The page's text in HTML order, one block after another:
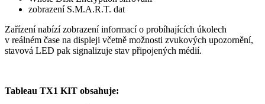
zobrazení S.M.A.R.T. dat
Zařízení nabízí zobrazení informací o probíhajících úkolech
v reálném čase na displeji včetně možnosti zvukových upozornění,
stavová LED pak signalizuje stav připojených médií.
Tableau TX1 KIT obsahuje: